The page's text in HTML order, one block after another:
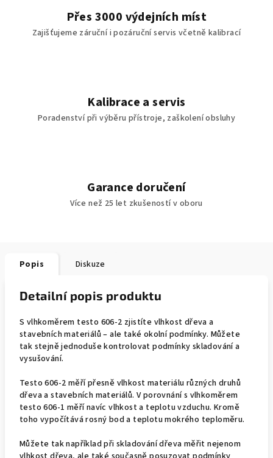
Přes 3000 výdejních míst
Zajišťujeme záruční i pozáruční servis včetně kalibrací
Kalibrace a servis
Poradenství při výběru přístroje, zaškolení obsluhy
Garance doručení
Více než 25 let zkušeností v oboru
Popis Diskuze
Detailní popis produktu
S vlhkoměrem testo 606-2 zjistíte vlhkost dřeva a
stavebních materiálů – ale také okolní podmínky. Můžete
tak stejně jednoduše kontrolovat podmínky skladování a
vysušování.
Testo 606-2 měří přesně vlhkost materiálu různých druhů
dřeva a stavebních materiálů. V porovnání s vlhkoměrem
testo 606-1 měří navíc vlhkost a teplotu vzduchu. Kromě
toho vypočítává rosný bod a teplotu mokrého teploměru.
Můžete tak například při skladování dřeva měřit nejenom